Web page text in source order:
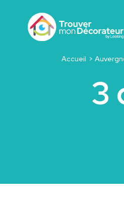
Accueil
3